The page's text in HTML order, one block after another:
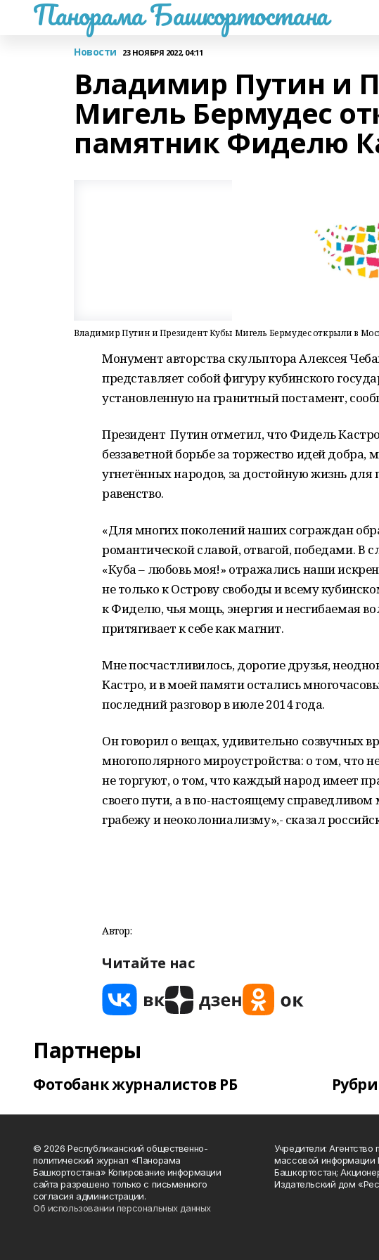
Панорама Башкортостана
Новости 23 НОЯБРЯ 2022, 04:11
Владимир Путин и
Мигель Бермудес
памятник Фиделю
Владимир Путин и Президент Кубы Мигель Бермудес открыли в
Монумент авторства скульптора Алексея
представляет собой фигуру кубинского
установленную на гранитный постамент,
Президент Путин отметил, что Фидель
беззаветной борьбе за торжество идей добра,
угнетённых народов, за достойную жизнь
равенство.
«Для многих поколений наших сограждан
романтической славой, отвагой, победами. В
«Куба – любовь моя!» отражались наши
не только к Острову свободы и всему
к Фиделю, чья мощь, энергия и несгибаемая
притягивает к себе как магнит.
Мне посчастливилось, дорогие друзья,
Кастро, и в моей памяти остались
последний разговор в июле 2014 года.
Он говорил о вещах, удивительно созвучных
многополярного мироустройства: о том, что
не торгуют, о том, что каждый народ имеет
своего пути, а в по-настоящему
грабежу и неоколониализму»,- сказал
Автор:
Читайте нас
Партнеры
Фотобанк журналистов РБ
© 2026 Республиканский общественно-
политический журнал «Панорама
Башкортостана» Копирование информации
сайта разрешено только с письменного
согласия администрации.
Об использовании персональных данных
Учредители:
массовой информации
Башкортостан;
Издательский дом